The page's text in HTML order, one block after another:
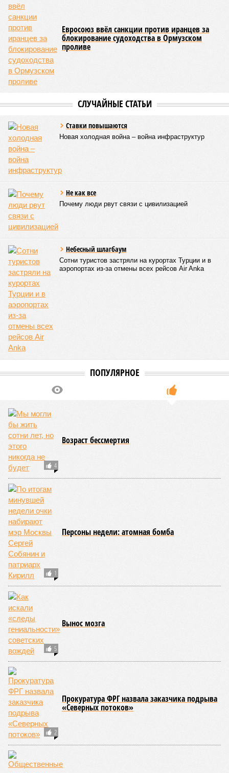
Евросоюз ввёл санкции против иранцев за
блокирование судоходства в Ормузском
проливе
СЛУЧАЙНЫЕ СТАТЬИ
Ставки повышаются
Новая холодная война – война инфраструктур
Не как все
Почему люди рвут связи с цивилизацией
Небесный шлагбаум
Сотни туристов застряли на курортах Турции и в
аэропортах из-за отмены всех рейсов Air Anka
ПОПУЛЯРНОЕ
4
Возраст бессмертия
1
Персоны недели: атомная бомба
5
Вынос мозга
2
Прокуратура ФРГ назвала заказчика подрыва
«Северных потоков»